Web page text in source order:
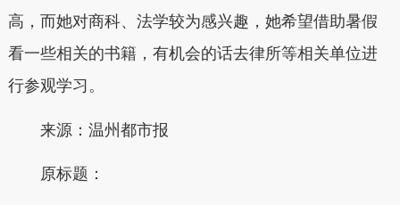
高，而她对商科、法学较为感兴趣，她希望借助暑假
看一些相关的书籍，有机会的话去律所等相关单位进
行参观学习。
来源：温州都市报
原标题：